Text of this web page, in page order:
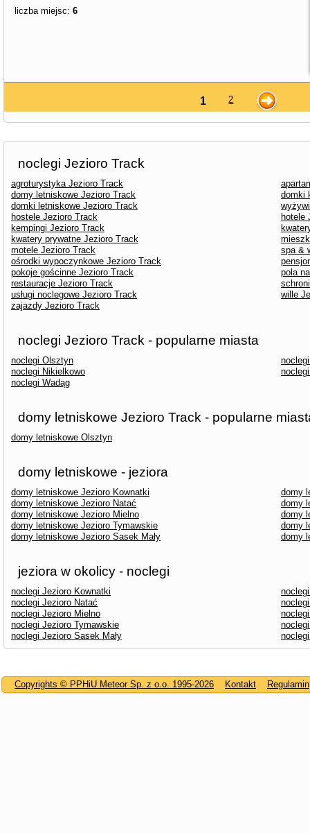
liczba miejsc: 6
1 2
noclegi Jezioro Track
agroturystyka Jezioro Track
domy letniskowe Jezioro Track
domki
domki letniskowe Jezioro Track
hostele Jezioro Track
hotele
kempingi Jezioro Track
kwatery prywatne Jezioro Track
motele Jezioro Track
spa &
ośrodki wypoczynkowe Jezioro Track
pokoje gościnne Jezioro Track
pola
restauracje Jezioro Track
usługi noclegowe Jezioro Track
wille
zajazdy Jezioro Track
noclegi Jezioro Track - popularne miasta
noclegi Olsztyn
noclegi Nikielkowo
noclegi Wadąg
domy letniskowe Jezioro Track - popularne
domy letniskowe Olsztyn
domy letniskowe - jeziora
domy letniskowe Jezioro Kownatki
domy
domy letniskowe Jezioro Natać
domy
domy letniskowe Jezioro Mielno
domy
domy letniskowe Jezioro Tymawskie
domy
domy letniskowe Jezioro Sasek Mały
domy
jeziora w okolicy - noclegi
noclegi Jezioro Kownatki
noclegi Jezioro Natać
noclegi Jezioro Mielno
noclegi Jezioro Tymawskie
noclegi Jezioro Sasek Mały
Copyrights © PPHiU Meteor Sp. z o.o. 1995-2026 Kontakt Regulamin